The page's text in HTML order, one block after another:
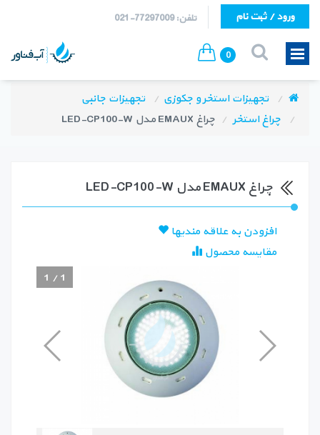
تلفن: 77297009-021 ورود / ثبت نام
0
تجهیزات استخر و جکوزی
تجهیزات جانبی
چراغ استخر
چراغ EMAUX مدل LED-CP100-W
چراغ EMAUX مدل LED-CP100-W
افزودن به علاقه مندیها
مقایسه محصول
1 /1